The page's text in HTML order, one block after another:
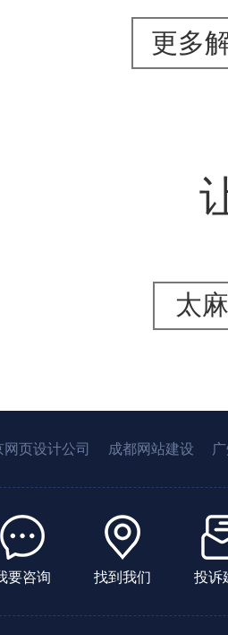
更多
太
网页设计公司 成都网站建设
要咨询 找到我们 投诉